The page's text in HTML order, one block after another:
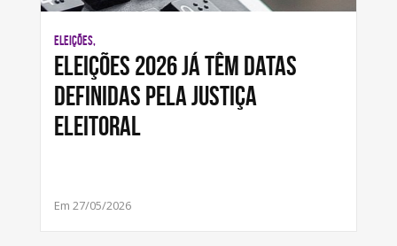
ELEIÇÕES,
Eleições 2026 já têm datas
definidas pela Justiça
Eleitoral
Em 27/05/2026